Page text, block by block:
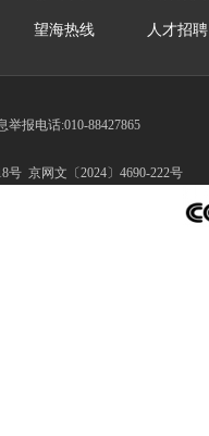
望海热线 人才招聘
举报电话:010-88427865
号 京网文〔2024〕4690-222号